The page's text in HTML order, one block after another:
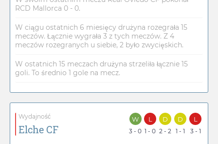
RCD Mallorca 0 - 0.
W ciągu ostatnich 6 miesięcy drużyna rozegrała 15
meczów. Łącznie wygrała 3 z tych meczów. Z 4
meczów rozegranych u siebie, 2 było zwycięskich.
W ostatnich 15 meczach drużyna strzeliła łącznie 15
goli. To średnio 1 gole na mecz.
Wydajność
Elche CF
W
3 - 0
L
1 - 0
D
2 - 2
D
1 - 1
L
3 - 1